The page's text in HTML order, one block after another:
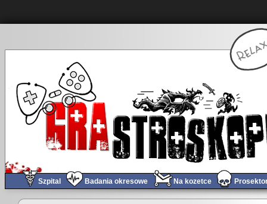
Szpital Badania okresowe Na kozetce
Obchód tygodnia #437